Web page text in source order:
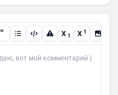
" X 1 X 1